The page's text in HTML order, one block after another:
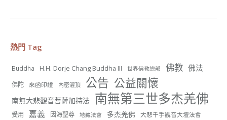
觀看更多
分享
熱門 Tag
Buddha H.H. Dorje Chang Buddha III 世界佛教總部 佛教 佛法
佛陀 來函印證 內密灌頂 公告 公益關懷
南無大悲觀音菩薩加持法 南無第三世多杰羌佛
受用 嘉義 因海聖尊 地藏法會 多杰羌佛 大悲千手觀音大壇法會